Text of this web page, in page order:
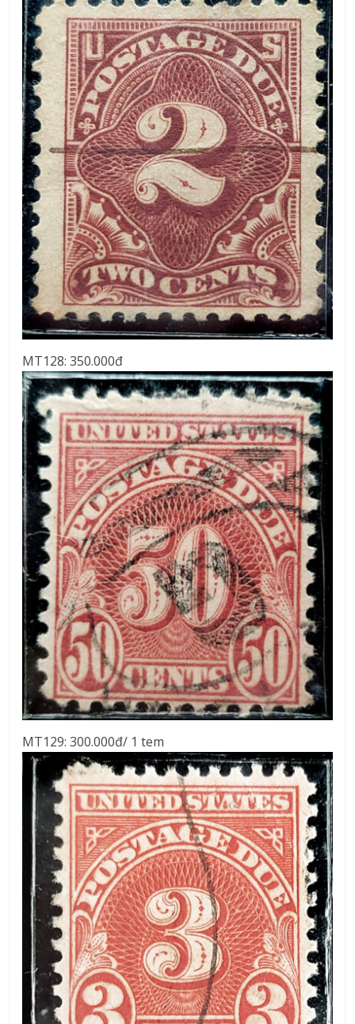
MT128: 350.000đ
MT129: 300.000đ/ 1 tem